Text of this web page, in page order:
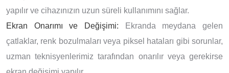
yapılır ve cihazınızın uzun süreli kullanımını sağlar.
Ekran Onarımı ve Değişimi: Ekranda meydana gelen
çatlaklar, renk bozulmaları veya piksel hataları gibi sorunlar,
uzman teknisyenlerimiz tarafından onarılır veya gerekirse